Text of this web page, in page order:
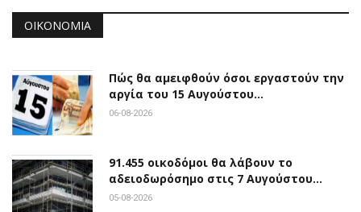
ΟΙΚΟΝΟΜΊΑ
Πώς θα αμειφθούν όσοι εργαστούν την
αργία του 15 Αυγούστου…
06-08-2026
91.455 οικοδόμοι θα λάβουν το
αδειοδωρόσημο στις 7 Αυγούστου…
05-08-2026